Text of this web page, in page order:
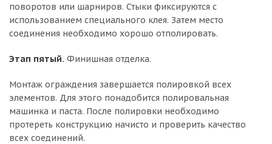
поворотов или шарниров. Стыки фиксируются с
использованием специального клея. Затем место
соединения необходимо хорошо отполировать.
Этап пятый. Финишная отделка.
Монтаж ограждения завершается полировкой всех
элементов. Для этого понадобится полировальная
машинка и паста. После полировки необходимо
протереть конструкцию начисто и проверить качество
всех соединений.